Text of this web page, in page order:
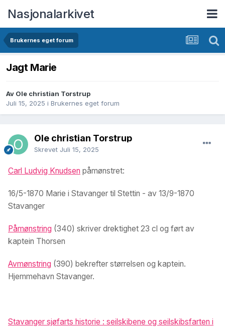
Nasjonalarkivet
Brukernes eget forum
Jagt Marie
Av Ole christian Torstrup
Juli 15, 2025 i Brukernes eget forum
Ole christian Torstrup
Skrevet Juli 15, 2025
Carl Ludvig Knudsen påmønstret:
16/5-1870 Marie i Stavanger til Stettin - av 13/9-1870
Stavanger
Påmønstring (340) skriver drektighet 23 cl og ført av
kaptein Thorsen
Avmønstring (390) bekrefter størrelsen og kaptein.
Hjemmehavn Stavanger.
Stavanger sjøfarts historie : seilskibene og seilskibsfarten i